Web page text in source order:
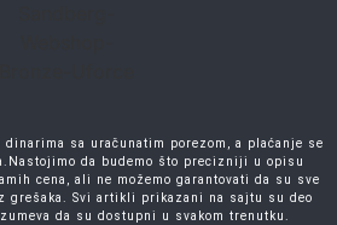
sa uračunatim porezom, a plaćanje se
da budemo što precizniji u opisu
cena, ali ne možemo garantovati da su sve
grešaka. Svi artikli prikazani na sajtu su deo
da su dostupni u svakom trenutku.